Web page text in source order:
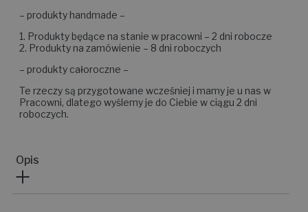
– produkty handmade –
1. Produkty będące na stanie w pracowni – 2 dni robocze
2. Produkty na zamówienie – 8 dni roboczych
– produkty całoroczne –
Te rzeczy są przygotowane wcześniej i mamy je u nas w
Pracowni, dlatego wyślemy je do Ciebie w ciągu 2 dni
roboczych.
Opis